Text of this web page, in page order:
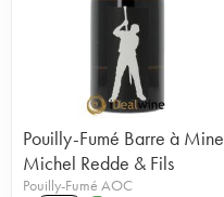
Pouilly-Fumé Barre à Mine
Michel Redde & Fils
Pouilly-Fumé AOC